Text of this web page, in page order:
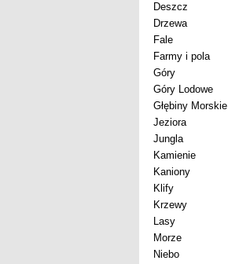
Deszcz
Drzewa
Fale
Farmy i pola
Góry
Góry Lodowe
Głębiny Morskie
Jeziora
Jungla
Kamienie
Kaniony
Klify
Krzewy
Lasy
Morze
Niebo